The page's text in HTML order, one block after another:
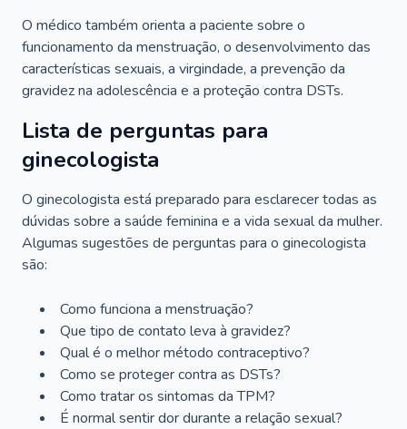
O médico também orienta a paciente sobre o
funcionamento da menstruação, o desenvolvimento das
características sexuais, a virgindade, a prevenção da
gravidez na adolescência e a proteção contra DSTs.
Lista de perguntas para
ginecologista
O ginecologista está preparado para esclarecer todas as
dúvidas sobre a saúde feminina e a vida sexual da mulher.
Algumas sugestões de perguntas para o ginecologista
são:
Como funciona a menstruação?
Que tipo de contato leva à gravidez?
Qual é o melhor método contraceptivo?
Como se proteger contra as DSTs?
Como tratar os sintomas da TPM?
É normal sentir dor durante a relação sexual?